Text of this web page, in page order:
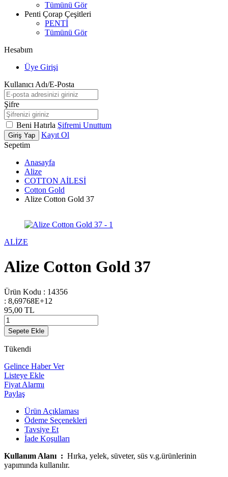
Tümünü Gör
Penti Çorap Çeşitleri
PENTİ
Tümünü Gör
Hesabım
Üye Girişi
Kullanıcı Adı/E-Posta
Şifre
Beni Hatırla Şifremi Unuttum
Giriş Yap
Kayıt Ol
Sepetim
Anasayfa
Alize
COTTON AİLESİ
Cotton Gold
Alize Cotton Gold 37
ALİZE
Alize Cotton Gold 37
Ürün Kodu : 14356
: 8,69768E+12
95,00 TL
Sepete Ekle
Tükendi
Gelince Haber Ver
Listeye Ekle
Fiyat Alarmı
Paylaş
Ürün Açıklaması
Ödeme Seçenekleri
Tavsiye Et
İade Koşulları
Kullanım Alanı : Hırka, yelek, süveter, süs v.g.ürünlerinin
yapımında kullanılır.